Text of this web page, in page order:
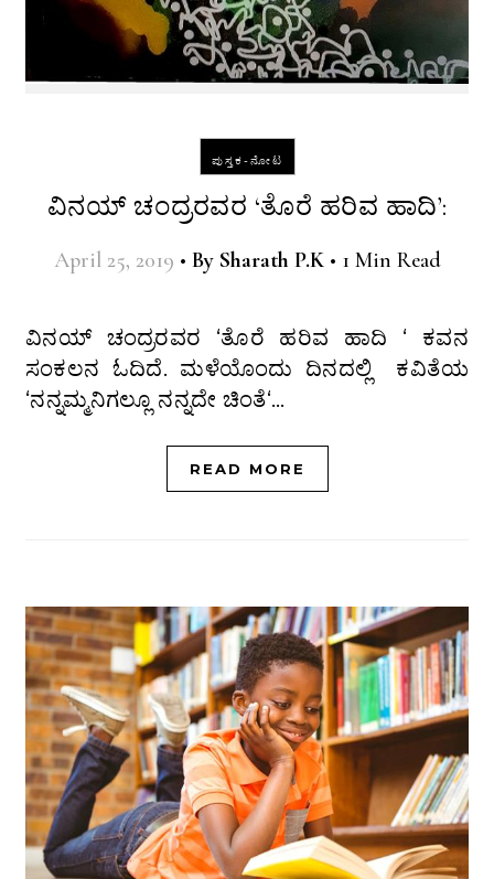
ಪುಸ್ತಕ-ನೋಟ
ವಿನಯ್ ಚಂದ್ರರವರ ‘ತೊರೆ ಹರಿವ ಹಾದಿ’:
April 25, 2019 • By Sharath P.K • 1 Min Read
ವಿನಯ್ ಚಂದ್ರರವರ ‘ತೊರೆ ಹರಿವ ಹಾದಿ ‘ ಕವನ
ಸಂಕಲನ ಓದಿದೆ. ಮಳೆಯೊಂದು ದಿನದಲ್ಲಿ ಕವಿತೆಯ
‘ನನ್ನಮ್ಮನಿಗಲ್ಲೂ ನನ್ನದೇ ಚಿಂತೆ‘…
READ MORE